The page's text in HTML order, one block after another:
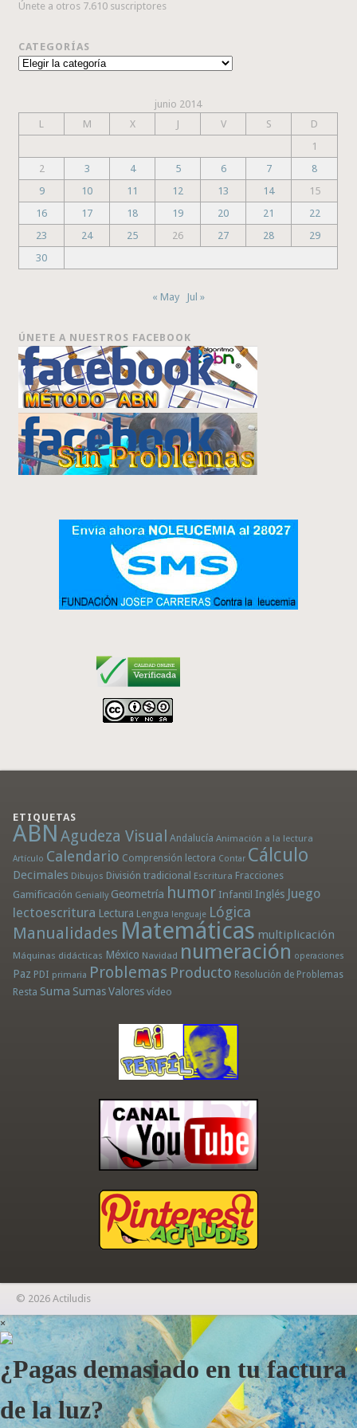
Únete a otros 7.610 suscriptores
CATEGORÍAS
Categorías
junio 2014
L
M X J V S
D
1
2
3 4 5 6 7
8
9
10 11 12 13 14
15
16
17 18 19 20 21
22
23
24 25 26 27 28
29
30
« May Jul »
ÚNETE A NUESTROS FACEBOOK
ETIQUETAS
ABN Agudeza Visual Andalucía Animación a la lectura
Artículo Calendario Comprensión lectora Contar Cálculo
Decimales Dibujos División tradicional Escritura Fracciones
Gamificación Genially Geometría humor Infantil Inglés Juego
lectoescritura Lectura Lengua lenguaje Lógica
Manualidades Matemáticas multiplicación
Máquinas didácticas México Navidad numeración operaciones
Paz PDI primaria Problemas Producto Resolución de Problemas
Resta Suma Sumas Valores vídeo
© 2026 Actiludis
×
¿Pagas demasiado en tu factura
de la luz?